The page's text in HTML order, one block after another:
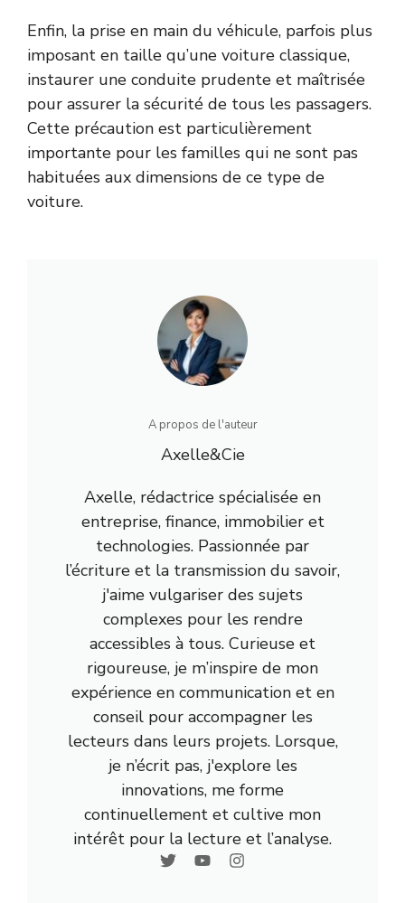
Enfin, la prise en main du véhicule, parfois plus
imposant en taille qu’une voiture classique,
instaurer une conduite prudente et maîtrisée
pour assurer la sécurité de tous les passagers.
Cette précaution est particulièrement
importante pour les familles qui ne sont pas
habituées aux dimensions de ce type de
voiture.
A propos de l'auteur
Axelle&Cie
Axelle, rédactrice spécialisée en
entreprise, finance, immobilier et
technologies. Passionnée par
l’écriture et la transmission du savoir,
j'aime vulgariser des sujets
complexes pour les rendre
accessibles à tous. Curieuse et
rigoureuse, je m’inspire de mon
expérience en communication et en
conseil pour accompagner les
lecteurs dans leurs projets. Lorsque,
je n’écrit pas, j'explore les
innovations, me forme
continuellement et cultive mon
intérêt pour la lecture et l’analyse.